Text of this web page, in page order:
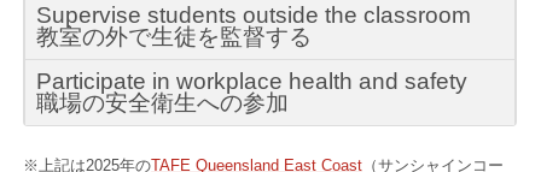
Supervise students outside the classroom
教室の外で生徒を監督する
Participate in workplace health and safety
職場の安全衛生への参加
※上記は2025年のTAFE Queensland East Coast （サンシャインコー